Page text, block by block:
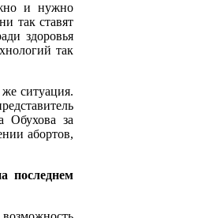
и нужно
так ставят
здоровья
так
ситуация.
Обухова за
абортов,
последнем